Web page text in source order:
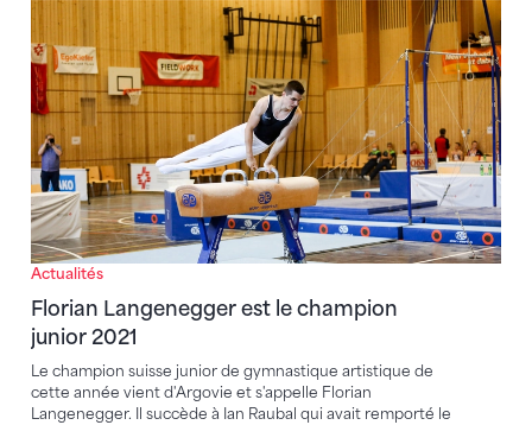
Actualités
Florian Langenegger est le champion
junior 2021
Le champion suisse junior de gymnastique artistique de
cette année vient d'Argovie et s'appelle Florian
Langenegger. Il succède à Ian Raubal qui avait remporté le
Florian Langenegger est le champion junior 2021